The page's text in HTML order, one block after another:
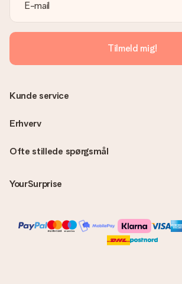
Tilmeld mig!
Ofte stillede spørgsmål
YourSurprise
Kunde service
Erhverv